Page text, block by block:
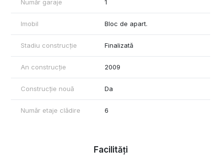
Număr garaje 1
Imobil Bloc de apart.
Stadiu construcție Finalizată
An construcție 2009
Construcție nouă Da
Număr etaje clădire 6
Facilități